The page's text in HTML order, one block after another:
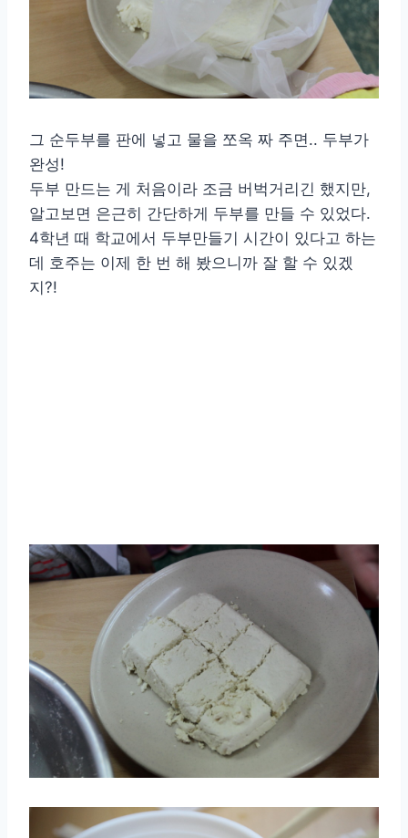
그 순두부를 판에 넣고 물을 쪼옥 짜 주면.. 두부가
완성!
두부 만드는 게 처음이라 조금 버벅거리긴 했지만,
알고보면 은근히 간단하게 두부를 만들 수 있었다.
4학년 때 학교에서 두부만들기 시간이 있다고 하는
데 호주는 이제 한 번 해 봤으니까 잘 할 수 있겠
지?!